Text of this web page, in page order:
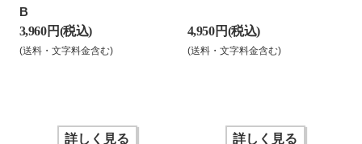
B
3,960 円(税込)
(送料・文字料金含む)
詳しく見る
4,950 円(税込)
(送料・文字料金含む)
詳しく見る